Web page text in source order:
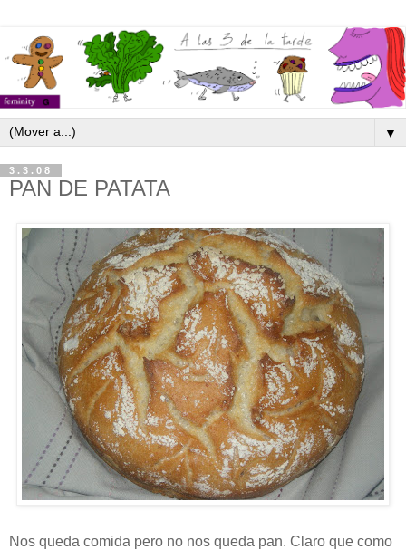
▼
3.3.08
PAN DE PATATA
Nos queda comida pero no nos queda pan. Claro que como